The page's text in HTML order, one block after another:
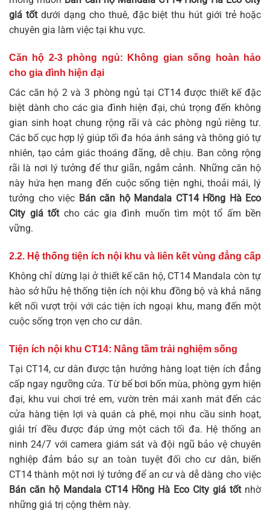
giá tốtdưới dạng cho thuê, đặc biệt thu hút giới trẻ hoặc
chuyên gia làm việc tại khu vực.
Căn hộ 2-3 phòng ngủ: Không gian sống hoàn hảo
cho gia đình hiện đại
Các căn hộ 2 và 3 phòng ngủ tại CT14 được thiết kế đặc
biệt dành cho các gia đình hiện đại, chú trọng đến không
gian sinh hoạt chung rộng rãi và các phòng ngủ riêng tư.
Các bố cục hợp lý giúp tối đa hóa ánh sáng và thông gió tự
nhiên, tạo cảm giác thoáng đãng, dễ chịu. Ban công rộng
rãi là nơi lý tưởng để thư giãn, ngắm cảnh. Những căn hộ
này hứa hẹn mang đến cuộc sống tiện nghi, thoải mái, lý
tưởng cho việc Bán căn hộ Mandala CT14 Hồng Hà Eco
City giá tốtcho các gia đình muốn tìm một tổ ấm bền
vững.
2.2. Hệ thống tiện ích nội khu và liên kết vùng đẳng cấp
Không chỉ dừng lại ở thiết kế căn hộ, CT14 Mandala còn tự
hào sở hữu hệ thống tiện ích nội khu đồng bộ và khả năng
kết nối vượt trội với các tiện ích ngoại khu, mang đến một
cuộc sống trọn vẹn cho cư dân.
Tiện ích nội khu CT14: Nâng tầm trải nghiệm sống
Tại CT14, cư dân được tận hưởng hàng loạt tiện ích đẳng
cấp ngay ngưỡng cửa. Từ bể bơi bốn mùa, phòng gym hiện
đại, khu vui chơi trẻ em, vườn trên mái xanh mát đến các
cửa hàng tiện lợi và quán cà phê, mọi nhu cầu sinh hoạt,
giải trí đều được đáp ứng một cách tối đa. Hệ thống an
ninh 24/7 với camera giám sát và đội ngũ bảo vệ chuyên
nghiệp đảm bảo sự an toàn tuyệt đối cho cư dân, biến
CT14 thành một nơi lý tưởng để an cư và dễ dàng cho việc
Bán căn hộ Mandala CT14 Hồng Hà Eco City giá tốtnhờ
những giá trị cộng thêm này.